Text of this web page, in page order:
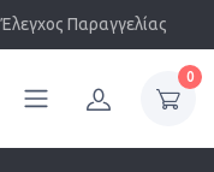
Έλεγχος Παραγγελίας
0